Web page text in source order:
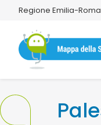
Regione Emilia-